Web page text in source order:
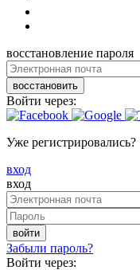
восстановление пароля
восстановить
Войти через:
Уже регистрировались?
вход
вход
войти
Забыли пароль?
Войти через: